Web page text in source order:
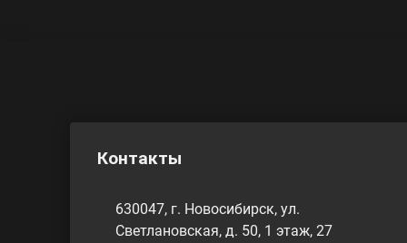
Контакты
630047, г. Новосибирск, ул.
Светлановская, д. 50, 1 этаж, 27